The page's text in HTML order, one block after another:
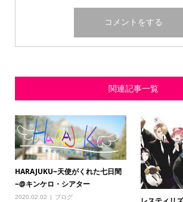
関連記事一覧
HARAJUKU~天使がくれた七日間
~@キンケロ・シアター
2020.02.02 ブログ